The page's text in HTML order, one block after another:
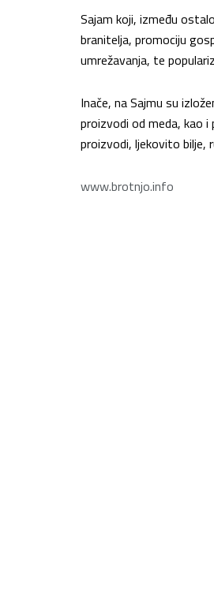
Sajam koji, između
branitelja, promociju
umrežavanja, te
Inače, na Sajmu su
proizvodi od meda, kao
proizvodi, ljekovito bilje,
www.brotnjo.info